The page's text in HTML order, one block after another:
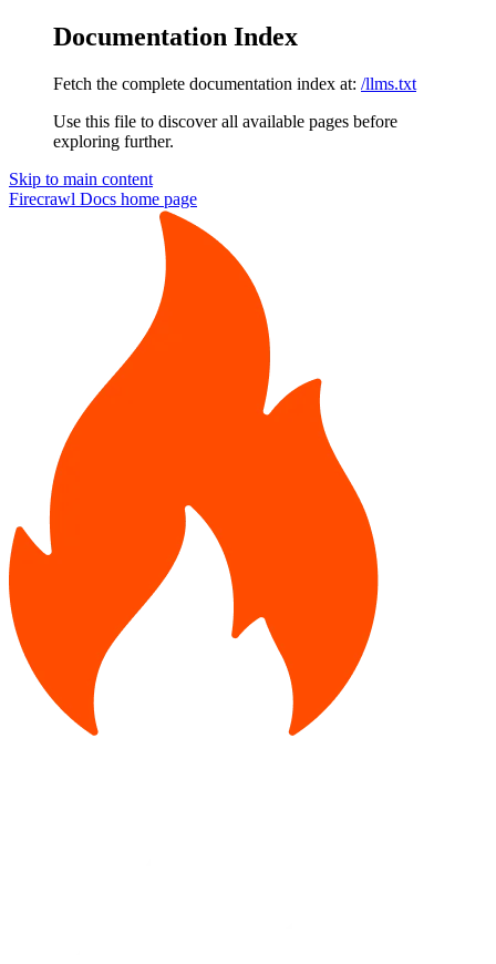
Documentation Index
Fetch the complete documentation index at: /llms.txt
Use this file to discover all available pages before
exploring further.
Skip to main content
Firecrawl Docs home page